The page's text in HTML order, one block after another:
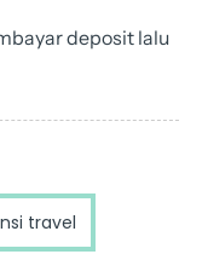
deposit lalu
travel
02
Oct